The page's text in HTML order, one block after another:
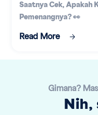
Saatnya Cek, Apakah
Pemenangnya? 👀
Read More
Gimana?
Nih,